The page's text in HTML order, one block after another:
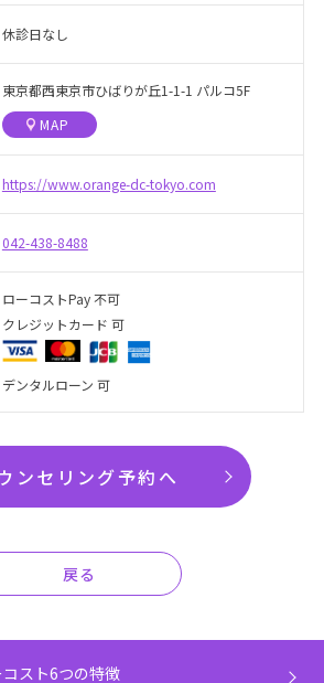
休診日なし
東京都西東京市ひばりが丘1-1-1 パルコ5F
MAP
https://www.orange-dc-tokyo.com
042-438-8488
ローコストPay 不可
クレジットカード 可
デンタルローン 可
ンセリング予約へ
戻る
スト6つの特徴